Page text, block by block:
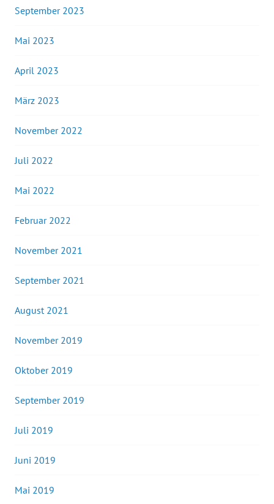
September 2023
Mai 2023
April 2023
März 2023
November 2022
Juli 2022
Mai 2022
Februar 2022
November 2021
September 2021
August 2021
November 2019
Oktober 2019
September 2019
Juli 2019
Juni 2019
Mai 2019